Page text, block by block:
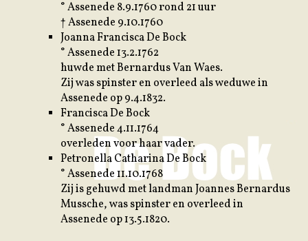
° Assenede 8.9.1760 rond 21 uur
† Assenede 9.10.1760
Joanna Francisca De Bock
° Assenede 13.2.1762
huwde met Bernardus Van Waes.
Zij was spinster en overleed als weduwe in
Assenede op 9.4.1832.
Francisca De Bock
° Assenede 4.11.1764
overleden voor haar vader.
Petronella Catharina De Bock
° Assenede 11.10.1768
Zij is gehuwd met landman Joannes Bernardus
Mussche, was spinster en overleed in
Assenede op 13.5.1820.